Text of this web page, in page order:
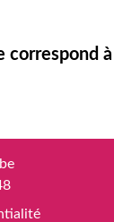
correspond